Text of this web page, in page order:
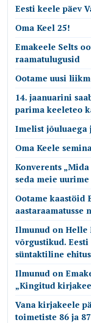
Eesti keele päev
Oma Keel 25!
Emakeele Selts
raamatulugusid
Ootame uusi
14. jaanuarini
parima keeleteo
Imelist jõuluaega
Oma Keele
Konverents
seda meie uurime
Ootame kaastöid
aastaraamatusse
Ilmunud on Helle
võrgustikud.
süntaktiline
Ilmunud on
„Kingitud
Vana kirjakeele
toimetiste 86 ja